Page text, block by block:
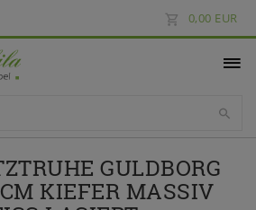
0,00 EUR
GULDBORG
KIEFER MASSIV